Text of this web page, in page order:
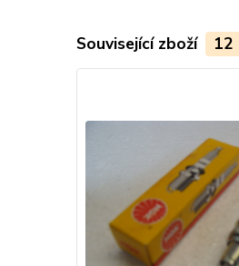
Související zboží 12